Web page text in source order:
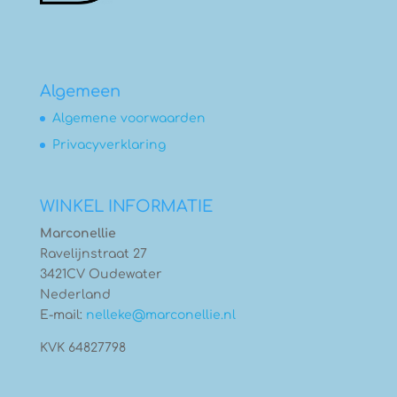
Algemeen
Algemene voorwaarden
Privacyverklaring
WINKEL INFORMATIE
Marconellie
Ravelijnstraat 27
3421CV Oudewater
Nederland
E-mail: nelleke@marconellie.nl
KVK 64827798